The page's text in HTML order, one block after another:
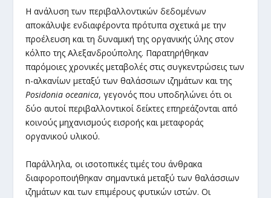
Η ανάλυση των περιβαλλοντικών δεδομένων
αποκάλυψε ενδιαφέροντα πρότυπα σχετικά με την
προέλευση και τη δυναμική της οργανικής ύλης στον
κόλπο της Αλεξανδρούπολης. Παρατηρήθηκαν
παρόμοιες χρονικές μεταβολές στις συγκεντρώσεις των
n-αλκανίων μεταξύ των θαλάσσιων ιζημάτων και της
Posidonia oceanica, γεγονός που υποδηλώνει ότι οι
δύο αυτοί περιβαλλοντικοί δείκτες επηρεάζονται από
κοινούς μηχανισμούς εισροής και μεταφοράς
οργανικού υλικού.
Παράλληλα, οι ισοτοπικές τιμές του άνθρακα
διαφοροποιήθηκαν σημαντικά μεταξύ των θαλάσσιων
ιζημάτων και των επιμέρους φυτικών ιστών. Οι